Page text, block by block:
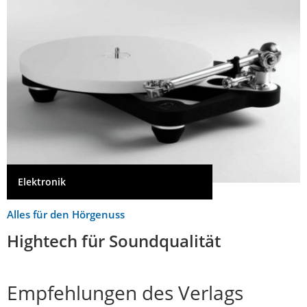
Elektronik
Alles für den Hörgenuss
Hightech für Soundqualität
Empfehlungen des Verlags